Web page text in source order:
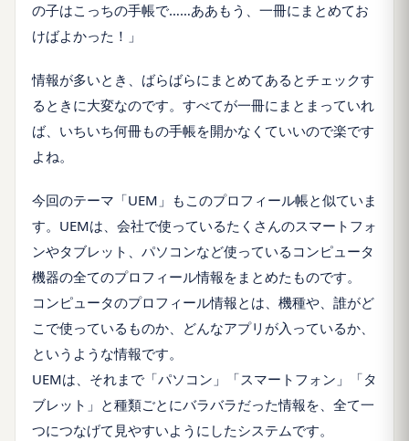
の子はこっちの手帳で……ああもう、一冊にまとめてお
けばよかった！」
情報が多いとき、ばらばらにまとめてあるとチェックす
るときに大変なのです。すべてが一冊にまとまっていれ
ば、いちいち何冊もの手帳を開かなくていいので楽です
よね。
今回のテーマ「UEM」もこのプロフィール帳と似ていま
す。UEMは、会社で使っているたくさんのスマートフォ
ンやタブレット、パソコンなど使っているコンピュータ
機器の全てのプロフィール情報をまとめたものです。
コンピュータのプロフィール情報とは、機種や、誰がど
こで使っているものか、どんなアプリが入っているか、
というような情報です。
UEMは、それまで「パソコン」「スマートフォン」「タ
ブレット」と種類ごとにバラバラだった情報を、全て一
つにつなげて見やすいようにしたシステムです。